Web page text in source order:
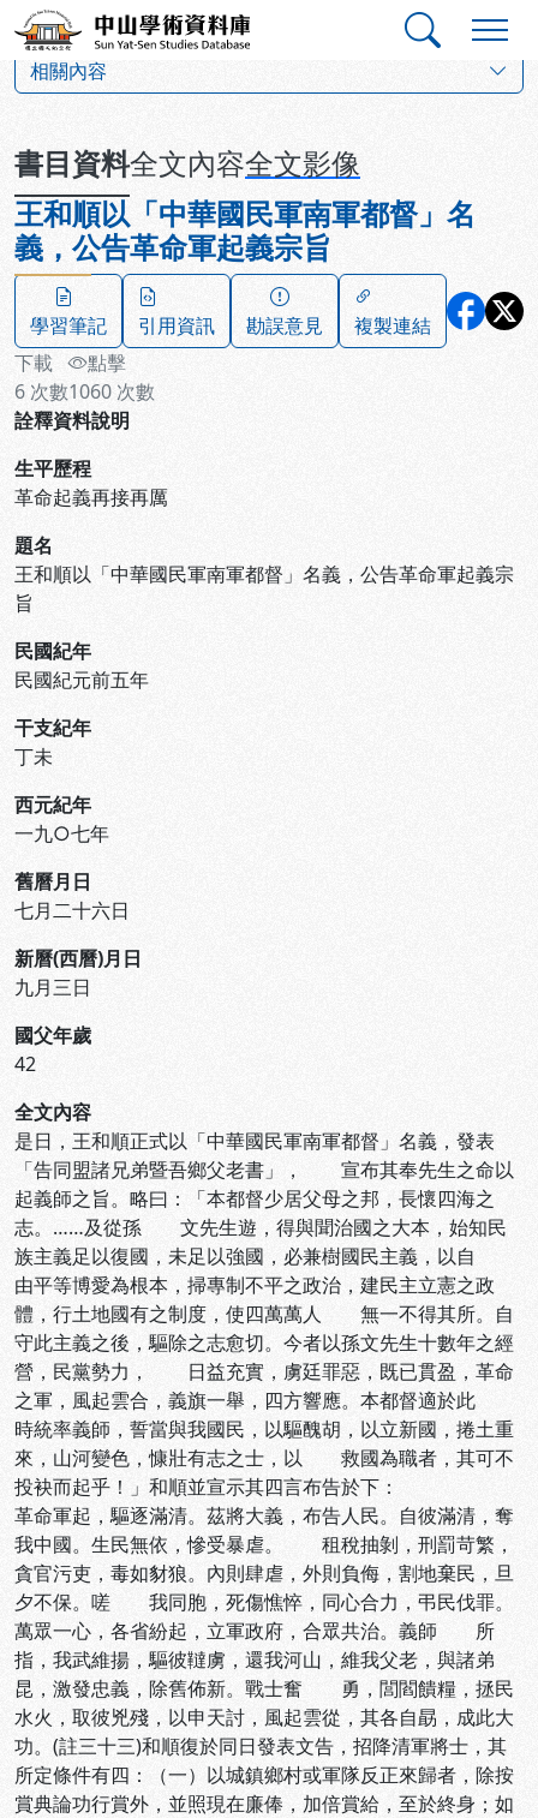
跳到主要內容
中山學術資料庫
相關內容
書目資料全文內容全文影像
王和順以「中華國民軍南軍都督」名
義，公告革命軍起義宗旨
學習筆記 引用資訊 勘誤意見
複製連結
下載
6 次數
點擊
1060 次數
詮釋資料說明
生平歷程
革命起義再接再厲
題名
王和順以「中華國民軍南軍都督」名義，公告革命軍起義宗
旨
民國紀年
民國紀元前五年
干支紀年
丁未
西元紀年
一九○七年
舊曆月日
七月二十六日
新曆(西曆)月日
九月三日
國父年歲
42
全文內容
是日，王和順正式以「中華國民軍南軍都督」名義，發表
「告同盟諸兄弟暨吾鄉父老書」， 宣布其奉先生之命以
起義師之旨。略曰：「本都督少居父母之邦，長懷四海之
志。……及從孫 文先生遊，得與聞治國之大本，始知民
族主義足以復國，未足以強國，必兼樹國民主義，以自
由平等博愛為根本，掃專制不平之政治，建民主立憲之政
體，行土地國有之制度，使四萬萬人 無一不得其所。自
守此主義之後，驅除之志愈切。今者以孫文先生十數年之經
營，民黨勢力， 日益充實，虜廷罪惡，既已貫盈，革命
之軍，風起雲合，義旗一舉，四方響應。本都督適於此
時統率義師，誓當與我國民，以驅醜胡，以立新國，捲土重
來，山河變色，慷壯有志之士，以 救國為職者，其可不
投袂而起乎！」和順並宣示其四言布告於下：
革命軍起，驅逐滿清。茲將大義，布告人民。自彼滿清，奪
我中國。生民無依，慘受暴虐。 租稅抽剝，刑罰苛繁，
貪官污吏，毒如豺狼。內則肆虐，外則負侮，割地棄民，旦
夕不保。嗟 我同胞，死傷憔悴，同心合力，弔民伐罪。
萬眾一心，各省紛起，立軍政府，合眾共治。義師 所
指，我武維揚，驅彼韃虜，還我河山，維我父老，與諸弟
昆，激發忠義，除舊佈新。戰士奮 勇，閭閻饋糧，拯民
水火，取彼兇殘，以申天討，風起雲從，其各自勗，成此大
功。(註三十三)和順復於同日發表文告，招降清軍將士，其
所定條件有四：（一）以城鎮鄉村或軍隊反正來歸者，除按
賞典論功行賞外，並照現在廉俸，加倍賞給，至於終身；如